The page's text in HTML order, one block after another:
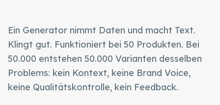
Ein Generator nimmt Daten und macht Text.
Klingt gut. Funktioniert bei 50 Produkten. Bei
50.000 entstehen 50.000 Varianten desselben
Problems: kein Kontext, keine Brand Voice,
keine Qualitätskontrolle, kein Feedback.